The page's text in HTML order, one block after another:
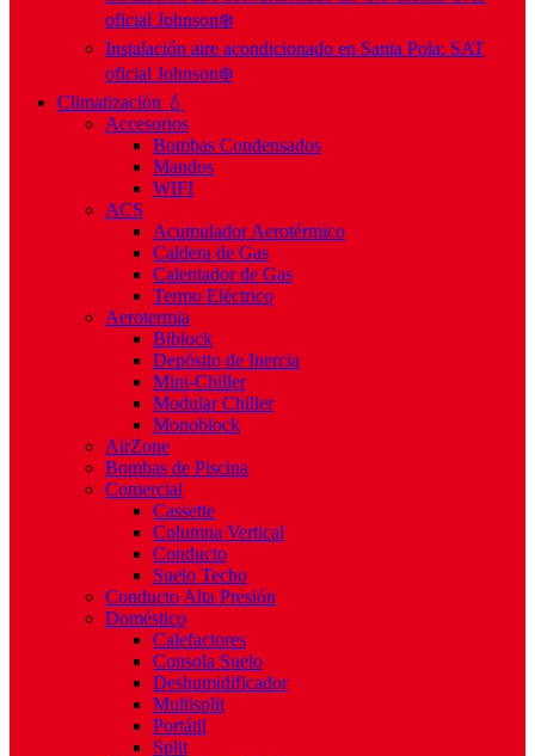
oficial Johnson❄️
Instalación aire acondicionado en Santa Pola: SAT
oficial Johnson❄️
Climatización 💧
Accesorios
Bombas Condensados
Mandos
WIFI
ACS
Acumulador Aerotérmico
Caldera de Gas
Calentador de Gas
Termo Eléctrico
Aerotermia
Biblock
Depósito de Inercia
Mini-Chiller
Modular Chiller
Monoblock
AirZone
Bombas de Piscina
Comercial
Cassette
Columna Vertical
Conducto
Suelo Techo
Conducto Alta Presión
Doméstico
Calefactores
Consola Suelo
Deshumidificador
Multisplit
Portátil
Split